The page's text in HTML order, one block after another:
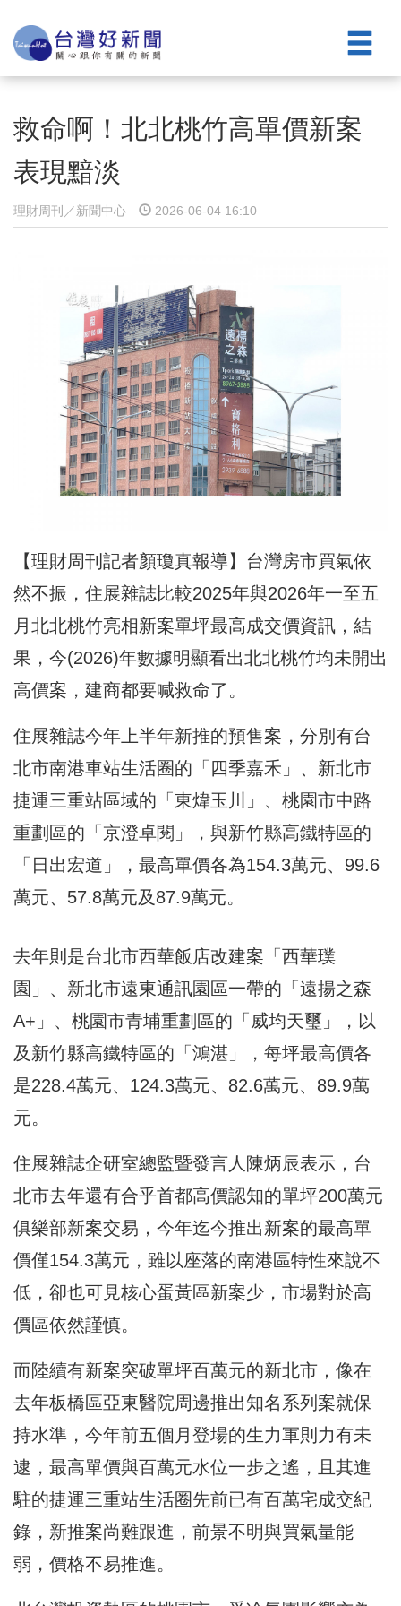
救命啊！北北桃竹高單價新案
表現黯淡
理財周刊／新聞中心 2026-06-04 16:10
【理財周刊記者顏瓊真報導】台灣房市買氣依
然不振，住展雜誌比較2025年與2026年一至五
月北北桃竹亮相新案單坪最高成交價資訊，結
果，今(2026)年數據明顯看出北北桃竹均未開出
高價案，建商都要喊救命了。
住展雜誌今年上半年新推的預售案，分別有台
北市南港車站生活圈的「四季嘉禾」、新北市
捷運三重站區域的「東煒玉川」、桃園市中路
重劃區的「京澄卓閱」，與新竹縣高鐵特區的
「日出宏道」，最高單價各為154.3萬元、99.6
萬元、57.8萬元及87.9萬元。
去年則是台北市西華飯店改建案「西華璞
園」、新北市遠東通訊園區一帶的「遠揚之森
A+」、桃園市青埔重劃區的「威均天璽」，以
及新竹縣高鐵特區的「鴻湛」，每坪最高價各
是228.4萬元、124.3萬元、82.6萬元、89.9萬
元。
住展雜誌企研室總監暨發言人陳炳辰表示，台
北市去年還有合乎首都高價認知的單坪200萬元
俱樂部新案交易，今年迄今推出新案的最高單
價僅154.3萬元，雖以座落的南港區特性來說不
低，卻也可見核心蛋黃區新案少，市場對於高
價區依然謹慎。
而陸續有新案突破單坪百萬元的新北市，像在
去年板橋區亞東醫院周邊推出知名系列案就保
持水準，今年前五個月登場的生力軍則力有未
逮，最高單價與百萬元水位一步之遙，且其進
駐的捷運三重站生活圈先前已有百萬宅成交紀
錄，新推案尚難跟進，前景不明與買氣量能
弱，價格不易推進。